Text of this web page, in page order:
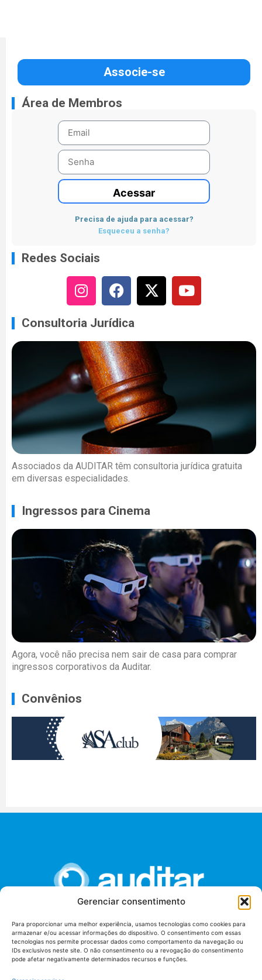
Gerenciar consentimento
Para proporcionar uma melhor experiência, usamos tecnologias como cookies para
armazenar e/ou acessar informações do dispositivo. O consentimento com essas
tecnologias nos permite processar dados como comportamento da navegação ou
IDs exclusivos neste site. O não consentimento ou a revogação do consentimento
pode afetar negativamente determinados recursos e funções.
Associe-se
Área de Membros
Acessar
Precisa de ajuda para acessar?
Esqueceu a senha?
Redes Sociais
Consultoria Jurídica
Associados da AUDITAR têm consultoria jurídica gratuita
em diversas especialidades.
Ingressos para Cinema
Agora, você não precisa nem sair de casa para comprar
ingressos corporativos da Auditar.
Convênios
União dos Auditores Federais de Controle Externo -
AUDITAR
Setor de Administração Federal Sul (SAF/Sul), Qd. 04, Lt. 01